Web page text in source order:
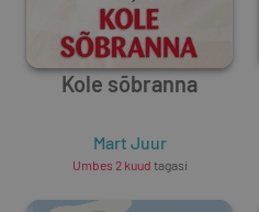
Kole sõbranna
Mart Juur
Umbes 2 kuud tagasi